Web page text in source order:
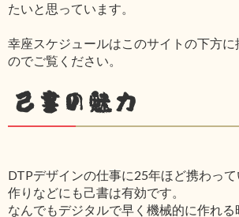
たいと思っています。
幸座スケジュールはこのサイトの下方
のでご覧ください。
己書の魅力
DTPデザインの仕事に25年ほど携わっ
作りなどにも己書は有効です。
なんでもデジタルで早く機械的に作れる